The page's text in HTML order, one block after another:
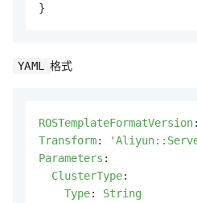
}
YAML 格式
ROSTemplateFormatVersion:
Transform:
Parameters :
ClusterType:
Type:
String